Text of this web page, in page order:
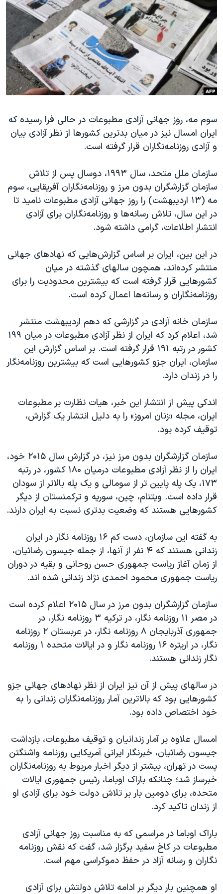
فرهنگ و زندگی
حقوق شهروندی
اقتصادی
علم و فناوری
اسرائیل در جنگ
آرشیو پخش زنده
مستندها
انتخابات ریاست جمهوری آمریکا ۲۰۲۴
حمله جمهوری اسلامی به اسرائیل
رمز مهسا
ورزش زنان در ایران
مجموعه مستندهای دادخواهی
تریبونال مردمی آبان ۹۸
دادگاه حمید نوری
چهل سال گروگان‌گیری
قانون شفافیت دارائی کادر رهبری ایران
اعتراضات مردمی آبان ۹۸
اسرائیل در جنگ
همایش محافظه‌کاران آمریکا «سی‌پک»
صفحه‌های ویژه
سفر پرزیدنت ترامپ به چین
دنبال کنید
زبانهای مختلف
سوم مه، روز جهانی آزادی مطبوعات در حالی فرا رسیده که
ایران امسال نیز در میان بدترین کشورها از نظر آزادی بیان
و آزادی روزنامه‌نگاران قرار گرفته است.
سازمان ملل متحد، سال ۱۹۹۳، دوسال پس از تلاش
سازمان گزارشگران بدون مرز و روزنامه‌نگاران آفریقایی، سوم
مه (۱۳ اردیبهشت) را روز جهانی آزادی مطبوعات نامید تا
در این سال، تلاش رسانه‌ها و روزنامه‌نگاران برای آزادی
انتشار اطلاعات، گرامی داشته شود.
در این بین، ایران بر اساس گزارش‌هایی که نهادهای جهانی
منتشر کرده‌اند، همچون سالهای گذشته در میان
کشورهایی قرار گرفته است که بیشترین محدودیت را برای
روزنامه‌نگاران و رسانه‌ها اعمال کرده است.
سازمان خانه آزادی در گزارشی که دهم اردیبهشت منتشر
شد، اعلام کرد که ایران از نظر آزادی مطبوعات در میان ۱۹۹
کشور در رتبه ۱۹۱ قرار گرفته است. بر اساس گزارش این
سازمان، ایران جزو کشورهایی است که بیشترین روزنامه‌نگار
را در زندان دارد.
اندکی پیش از انتشار این خبر، هیات نظارت بر مطبوعات
ایران، مجله «زنان امروز» را به دلیل انتشار یک گزارش،
توقیف کرده بود.
سازمان گزارشگران بدون مرز نیز، در گزارش سال ۲۰۱۵ خود،
ایران را از نظر آزادی مطبوعات درمیان ۱۸۰ کشور، در رتبه
۱۷۳، یک پله پایین تر از سومالی و یک پله بالاتر از سودان
قرار داده است. ویتنام، چین، سوریه و ترکمنستان از دیگر
کشورهایی هستند که وضعیت بدتری نسبت به ایران دارند.
به گفته این سازمان، دست کم ۱۶ روزنامه نگار در ایران
زندانی هستند که ۴ نفر از آنها، از جمله جیسون رضائیان،
از زمان آغاز ریاست جمهوری حسن روحانی و بقیه در دوران
ریاست جمهوری محمود احمدی نژاد زندانی شده اند.
سازمان گزارشگران بدون مرز در سال ۲۰۱۵ اعلام کرده است
در مصر ۱۱ روزنامه نگار، در ترکیه ۳ روزنامه نگار، در
جمهوری آذربایجان ۸ روزنامه نگار، در عربستان ۲ روزنامه
نگار، در اریتره ۱۶ روزنامه نگار و در ایالات متحده ۱ روزنامه
نگار زندانی هستند.
در سالهای پیش از آن نیز ایران از نظر نهادهای جهانی جزو
کشورهایی بود که بالاترین آمار روزنامه‌نگاران زندانی را به
خود اختصاص داده بود.
امسال علاوه بر آمار زندانیان و توقیف مطبوعات، بازداشت
جیسون رضائیان، خبرنگار ایرانی آمریکایی روزنامه واشنگتن
پست در تهران، بیشتر از دیگر اخبار مربوط به روزنامه‌نگاران
خبرساز شد؛ چنانکه باراک اوباما، رئیس جمهوری ایالات
متحده، برای دومین بار بر تلاش دولت خود برای آزادی او
از زندان تاکید کرد.
باراک اوباما در مراسمی که به مناسبت روز جهانی آزادی
مطبوعات در کاخ سفید برگزار شد، گفت که نقش روزنامه
نگاران و رسانه آزاد در حفظ دموکراسی مهم است.
او همچنین بار دیگر بر ادامه تلاش دولتش برای آزادی